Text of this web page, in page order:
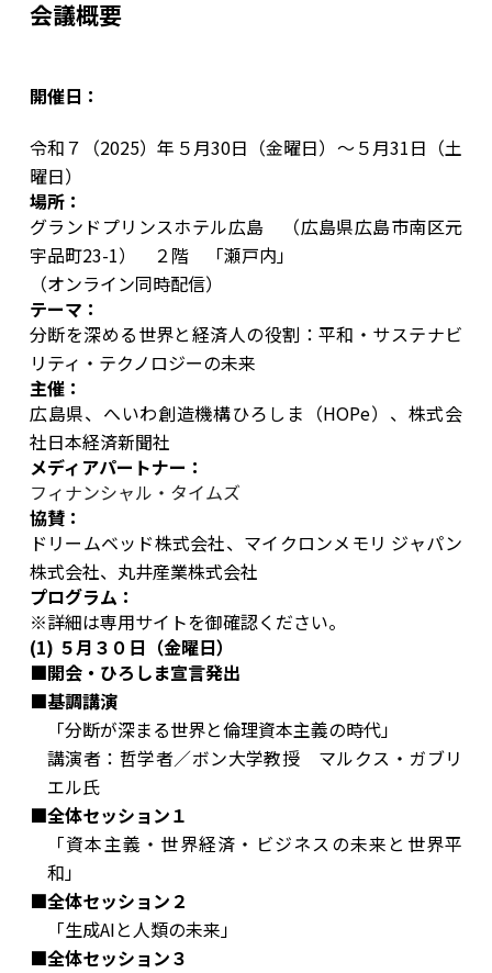
会議概要
開催日：
令和７（2025）年５月30日（金曜日）～５月31日（土
曜日）
場所：
グランドプリンスホテル広島 （広島県広島市南区元
宇品町23-1） ２階 「瀬戸内」
（オンライン同時配信）
テーマ：
分断を深める世界と経済人の役割：平和・サステナビ
リティ・テクノロジーの未来
主催：
広島県、へいわ創造機構ひろしま（HOPe）、株式会
社日本経済新聞社
メディアパートナー：
フィナンシャル・タイムズ
協賛：
ドリームベッド株式会社、マイクロンメモリ ジャパン
株式会社、丸井産業株式会社
プログラム：
※詳細は専用サイトを御確認ください。
(1) ５月３０日（金曜日）
■開会・ひろしま宣言発出
■基調講演
「分断が深まる世界と倫理資本主義の時代」
講演者：哲学者／ボン大学教授 マルクス・ガブリ
エル氏
■全体セッション１
「資本主義・世界経済・ビジネスの未来と世界平
和」
■全体セッション２
「生成AIと人類の未来」
■全体セッション３